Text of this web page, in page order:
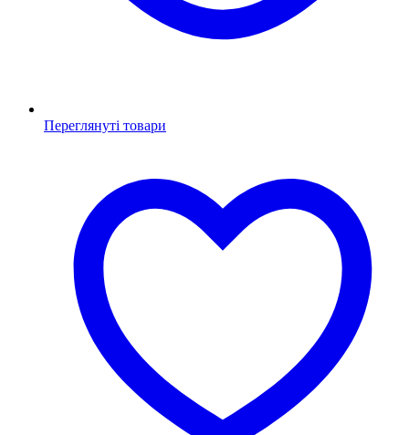
Переглянуті товари